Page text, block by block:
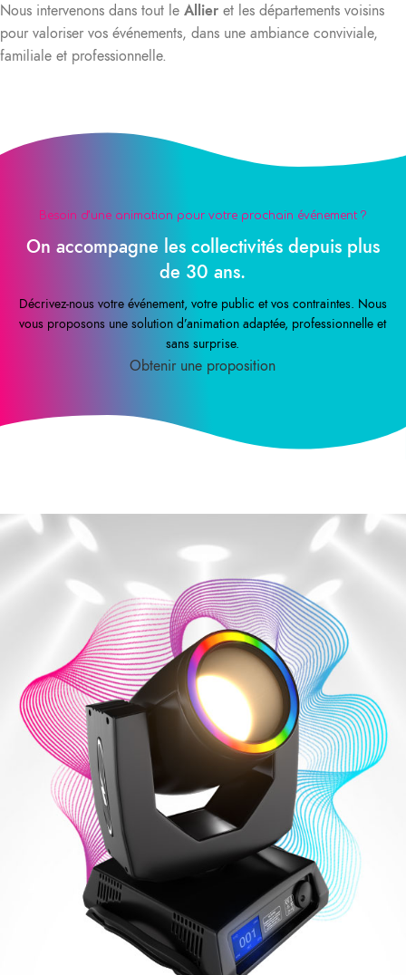
Nous intervenons dans tout le Allier et les départements voisins
pour valoriser vos événements, dans une ambiance conviviale,
familiale et professionnelle.
Besoin d’une animation pour votre prochain événement ?
On accompagne les collectivités depuis plus
de 30 ans.
Décrivez-nous votre événement, votre public et vos contraintes. Nous
vous proposons une solution d’animation adaptée, professionnelle et
sans surprise.
Obtenir une proposition